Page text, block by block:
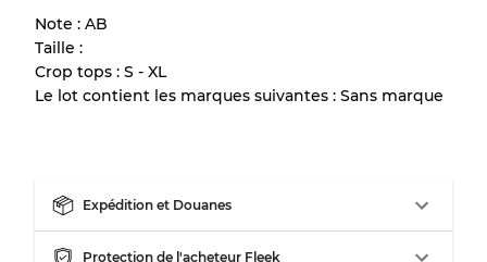
de chaque article avant l'achat.
Il y a une marge d'erreur allant jusqu'à
en raison de la vente en gros
Note : AB
Taille :
Crop tops : S - XL
Le lot contient les marques suivantes : Sans marque
Expédition et Douanes
Protection de l'acheteur Fleek